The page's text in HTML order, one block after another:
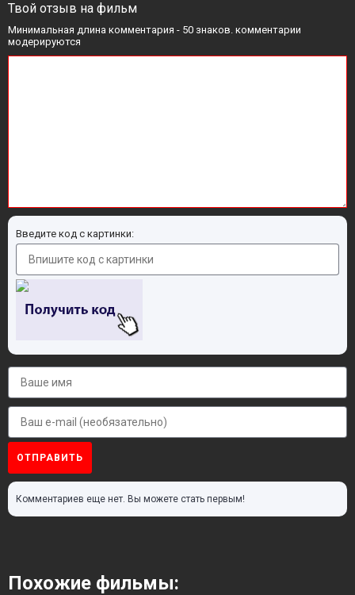
Твой отзыв на фильм
Минимальная длина комментария - 50 знаков. комментарии
модерируются
Введите код с картинки:
ОТПРАВИТЬ
Комментариев еще нет. Вы можете стать первым!
Похожие фильмы: